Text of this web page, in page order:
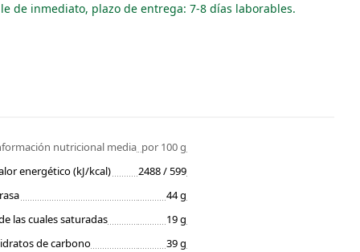
de inmediato, plazo de entrega: 7-8 días laborables.
nutricional media por 100 g
energético (kJ/kcal)
2488 / 599
44 g
las cuales saturadas
19 g
de carbono
39 g